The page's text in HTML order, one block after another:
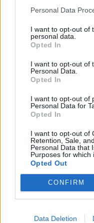
Personal Data
I want to opt-out of
personal data.
Opted In
I want to opt-out of
Personal Data.
Opted In
I want to opt-out of
Personal Data for
Opted In
I want to opt-out of
Retention, Sale,
Personal Data that
Purposes for which
Opted Out
CONFIRM
Data Deletion
Ferrero insiste:
in bianco
10/07/2006
I ministri del
all'attacco delle
centrodestra
immigrati».
24/05/2006
IL PRESIDENTE
Gabriele
della delega
ha convocato ...